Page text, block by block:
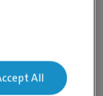
mis tagaks
All